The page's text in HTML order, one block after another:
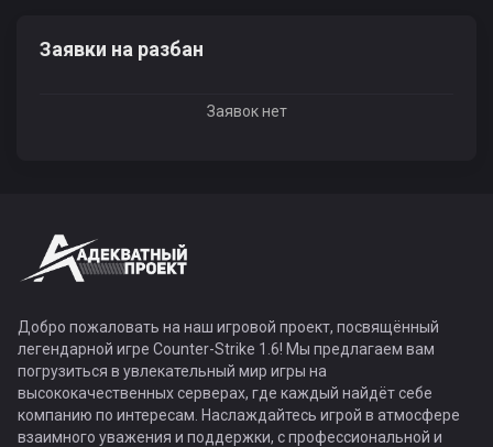
Заявки на разбан
Заявок нет
Добро пожаловать на наш игровой проект, посвящённый
легендарной игре Counter-Strike 1.6! Мы предлагаем вам
погрузиться в увлекательный мир игры на
высококачественных серверах, где каждый найдёт себе
компанию по интересам. Наслаждайтесь игрой в атмосфере
взаимного уважения и поддержки, с профессиональной и